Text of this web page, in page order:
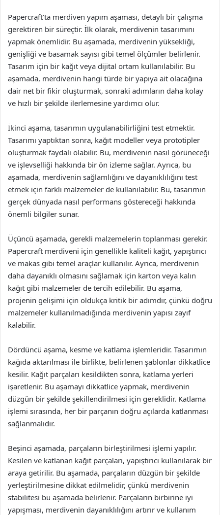
Papercraft’ta merdiven yapım aşaması, detaylı bir çalışma
gerektiren bir süreçtir. İlk olarak, merdivenin tasarımını
yapmak önemlidir. Bu aşamada, merdivenin yüksekliği,
genişliği ve basamak sayısı gibi temel ölçümler belirlenir.
Tasarım için bir kağıt veya dijital ortam kullanılabilir. Bu
aşamada, merdivenin hangi türde bir yapıya ait olacağına
dair net bir fikir oluşturmak, sonraki adımların daha kolay
ve hızlı bir şekilde ilerlemesine yardımcı olur.
İkinci aşama, tasarımın uygulanabilirliğini test etmektir.
Tasarımı yaptıktan sonra, kağıt modeller veya prototipler
oluşturmak faydalı olabilir. Bu, merdivenin nasıl görüneceği
ve işlevselliği hakkında bir ön izleme sağlar. Ayrıca, bu
aşamada, merdivenin sağlamlığını ve dayanıklılığını test
etmek için farklı malzemeler de kullanılabilir. Bu, tasarımın
gerçek dünyada nasıl performans göstereceği hakkında
önemli bilgiler sunar.
Üçüncü aşamada, gerekli malzemelerin toplanması gerekir.
Papercraft merdiveni için genellikle kaliteli kağıt, yapıştırıcı
ve makas gibi temel araçlar kullanılır. Ayrıca, merdivenin
daha dayanıklı olmasını sağlamak için karton veya kalın
kağıt gibi malzemeler de tercih edilebilir. Bu aşama,
projenin gelişimi için oldukça kritik bir adımdır, çünkü doğru
malzemeler kullanılmadığında merdivenin yapısı zayıf
kalabilir.
Dördüncü aşama, kesme ve katlama işlemleridir. Tasarımın
kağıda aktarılması ile birlikte, belirlenen şablonlar dikkatlice
kesilir. Kağıt parçaları kesildikten sonra, katlama yerleri
işaretlenir. Bu aşamayı dikkatlice yapmak, merdivenin
düzgün bir şekilde şekillendirilmesi için gereklidir. Katlama
işlemi sırasında, her bir parçanın doğru açılarda katlanması
sağlanmalıdır.
Beşinci aşamada, parçaların birleştirilmesi işlemi yapılır.
Kesilen ve katlanan kağıt parçaları, yapıştırıcı kullanılarak bir
araya getirilir. Bu aşamada, parçaların düzgün bir şekilde
yerleştirilmesine dikkat edilmelidir, çünkü merdivenin
stabilitesi bu aşamada belirlenir. Parçaların birbirine iyi
yapışması, merdivenin dayanıklılığını artırır ve kullanım